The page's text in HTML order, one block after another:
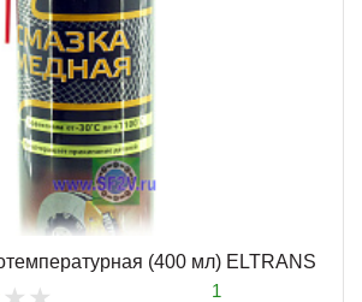
(400 мл) ELTRANS
1